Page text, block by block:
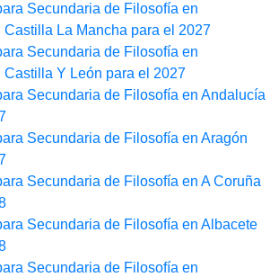
Secundaria de Filosofía en
Castilla La Mancha para el 2027
Secundaria de Filosofía en
Castilla Y León para el 2027
Secundaria de Filosofía en Andalucía
Secundaria de Filosofía en Aragón
Secundaria de Filosofía en A Coruña
Secundaria de Filosofía en Albacete
Secundaria de Filosofía en